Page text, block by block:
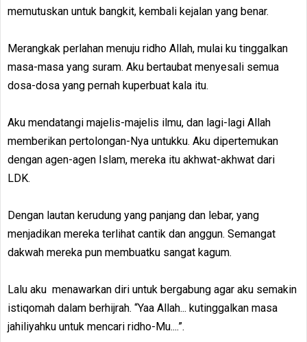
memutuskan untuk bangkit, kembali kejalan yang benar.
Merangkak perlahan menuju ridho Allah, mulai ku tinggalkan
masa-masa yang suram. Aku bertaubat menyesali semua
dosa-dosa yang pernah kuperbuat kala itu.
Aku mendatangi majelis-majelis ilmu, dan lagi-lagi Allah
memberikan pertolongan-Nya untukku. Aku dipertemukan
dengan agen-agen Islam, mereka itu akhwat-akhwat dari
LDK.
Dengan lautan kerudung yang panjang dan lebar, yang
menjadikan mereka terlihat cantik dan anggun. Semangat
dakwah mereka pun membuatku sangat kagum.
Lalu aku menawarkan diri untuk bergabung agar aku semakin
istiqomah dalam berhijrah. “Yaa Allah... kutinggalkan masa
jahiliyahku untuk mencari ridho-Mu....”.